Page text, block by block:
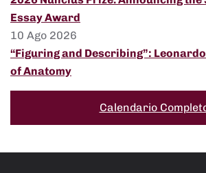
Essay Award
10 Ago 2026
“Figuring and Describing”:
of Anatomy
Calendario